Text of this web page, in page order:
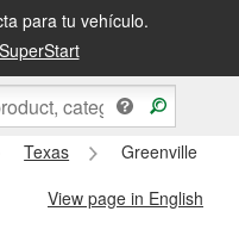
para tu vehículo.
Texas
Greenville
View page in English